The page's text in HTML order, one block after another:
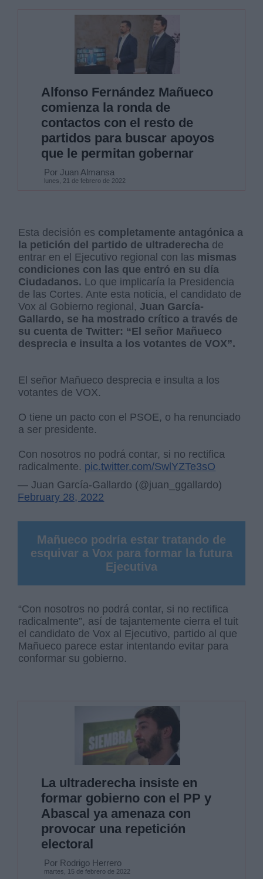
Alfonso Fernández Mañueco
comienza la ronda de
contactos con el resto de
partidos para buscar apoyos
que le permitan gobernar
Por Juan Almansa
lunes, 21 de febrero de 2022
Esta decisión es completamente antagónica a
la petición del partido de ultraderecha de
entrar en el Ejecutivo regional con las mismas
condiciones con las que entró en su día
Ciudadanos. Lo que implicaría la Presidencia
de las Cortes. Ante esta noticia, el candidato de
Vox al Gobierno regional, Juan García-
Gallardo, se ha mostrado crítico a través de
su cuenta de Twitter: “El señor Mañueco
desprecia e insulta a los votantes de VOX”.
El señor Mañueco desprecia e insulta a los
votantes de VOX.
O tiene un pacto con el PSOE, o ha renunciado
a ser presidente.
Con nosotros no podrá contar, si no rectifica
radicalmente. pic.twitter.com/SwlYZTe3sO
— Juan García-Gallardo (@juan_ggallardo)
February 28, 2022
Mañueco podría estar tratando de
esquivar a Vox para formar la futura
Ejecutiva
“Con nosotros no podrá contar, si no rectifica
radicalmente”, así de tajantemente cierra el tuit
el candidato de Vox al Ejecutivo, partido al que
Mañueco parece estar intentando evitar para
conformar su gobierno.
La ultraderecha insiste en
formar gobierno con el PP y
Abascal ya amenaza con
provocar una repetición
electoral
Por Rodrigo Herrero
martes, 15 de febrero de 2022